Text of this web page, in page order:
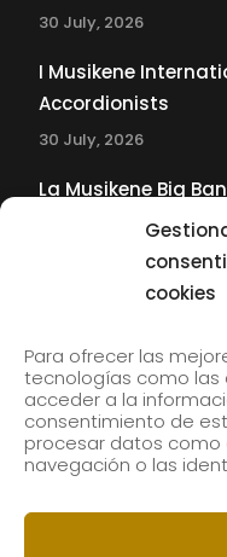
cookies
Para ofrecer las
tecnologías como las
acceder a la
consentimiento de
procesar datos
navegación o las
30 July, 2026
I Musikene
Accordionists
30 July, 2026
La Musikene Big
Tolliver en el 61
Subscribe to our
email.